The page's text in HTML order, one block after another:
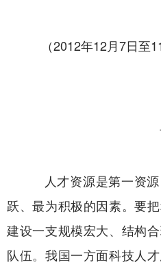
（2012年12月7日至
人才资源是第一资
跃、最为积极的因素。要
建设一支规模宏大、结构
队伍。我国一方面科技人